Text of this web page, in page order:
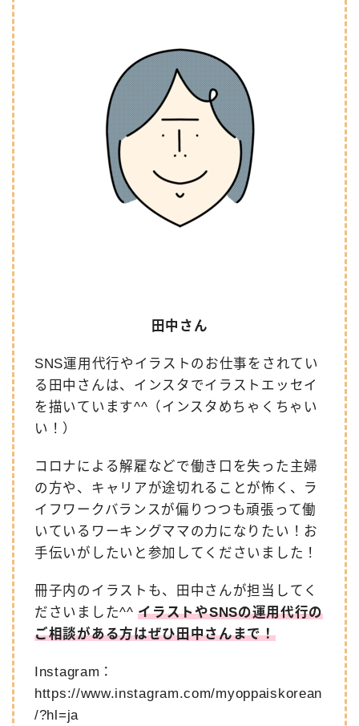
田中さん
SNS運用代行やイラストのお仕事をされてい
る田中さんは、インスタでイラストエッセイ
を描いています^^（インスタめちゃくちゃい
い！）
コロナによる解雇などで働き口を失った主婦
の方や、キャリアが途切れることが怖く、ラ
イフワークバランスが偏りつつも頑張って働
いているワーキングママの力になりたい！お
手伝いがしたいと参加してくださいました！
冊子内のイラストも、田中さんが担当してく
ださいました^^イラストやSNSの運用代行の
ご相談がある方はぜひ田中さんまで！
Instagram：
https://www.instagram.com/myoppaiskorean
/?hl=ja